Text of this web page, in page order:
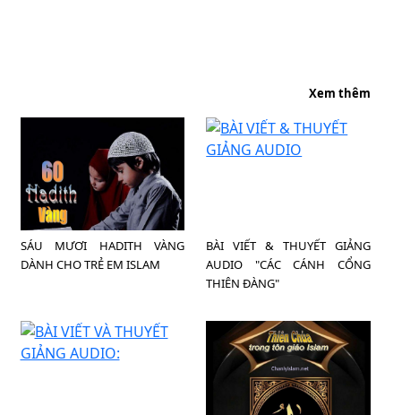
Xem thêm
SÁU MƯƠI HADITH VÀNG
DÀNH CHO TRẺ EM ISLAM
BÀI VIẾT & THUYẾT GIẢNG
AUDIO "CÁC CÁNH CỔNG
THIÊN ĐÀNG"